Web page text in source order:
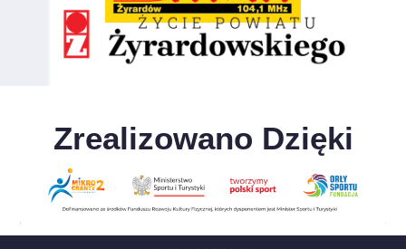
Zrealizowano Dzięki